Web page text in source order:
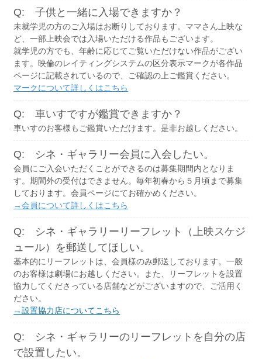
Q: 子供と一緒に入場できますか？
未就学児の方のご入場はお断りしております。ママさん上映な
ど、一部上映会では入場いただける作品もございます。
就学児の方でも、年齢に応じてご覧いただけない作品がござい
ます。映倫のレイティングシステムの区分表示マークが各作品
ページに記載されているので、ご確認の上ご鑑賞ください。
マークについて詳しくはこちら
Q: 車いすですが鑑賞できますか？
車いすのお客様もご鑑賞いただけます。是非お越しください。
Q: シネ・ギャラリー会員に入会したい。
会員にご入会いただくことができるのは募集期間内となりま
す。期間外の受付はできません。毎年初春から５月頃まで募集
しております。会員ページにてお確かめください。
→会員について詳しくはこちら
Q: シネ・ギャラリーリーフレット（上映スケジ
ュール）を郵送してほしい。
基本的にリーフレットは、会員様のみ郵送しております。一般
のお客様は劇場にお越しください。また、リーフレットを設置
協力してくださっている店舗などがございますので、ご活用く
ださい。
→設置協力店についてこちら
Q: シネ・ギャラリーのリーフレットを自分の店
で設置したい。